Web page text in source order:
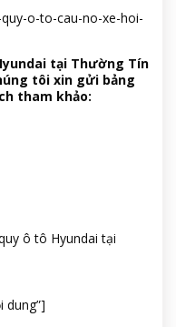
o-to-cau-no-xe-hoi-
tại Thường Tín
tôi xin gửi bảng
tham khảo:
ô tô Hyundai tại
dung”]